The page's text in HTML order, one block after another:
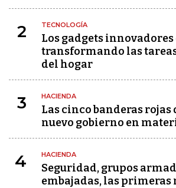
2 TECNOLOGÍA
Los gadgets innovadores
transformando las
del hogar
3 HACIENDA
Las cinco banderas rojas
nuevo gobierno en
4 HACIENDA
Seguridad, grupos
embajadas, las primeras